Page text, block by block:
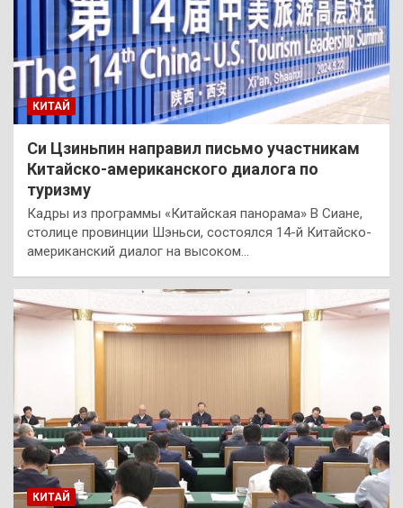
КИТАЙ
Си Цзиньпин направил письмо участникам
Китайско-американского диалога по
туризму
Кадры из программы «Китайская панорама» В Сиане,
столице провинции Шэньси, состоялся 14-й Китайско-
американский диалог на высоком…
КИТАЙ